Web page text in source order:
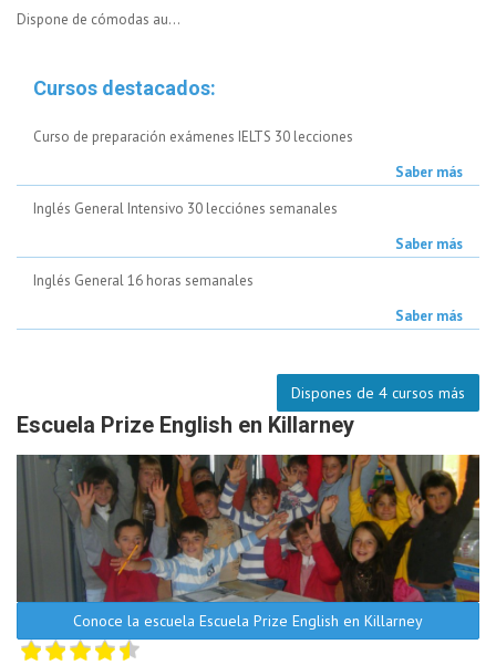
Dispone de cómodas au...
Cursos destacados:
Curso de preparación exámenes IELTS 30 lecciones
Saber más
Inglés General Intensivo 30 lecciónes semanales
Saber más
Inglés General 16 horas semanales
Saber más
Dispones de 4 cursos más
Escuela Prize English en Killarney
Conoce la escuela Escuela Prize English en Killarney